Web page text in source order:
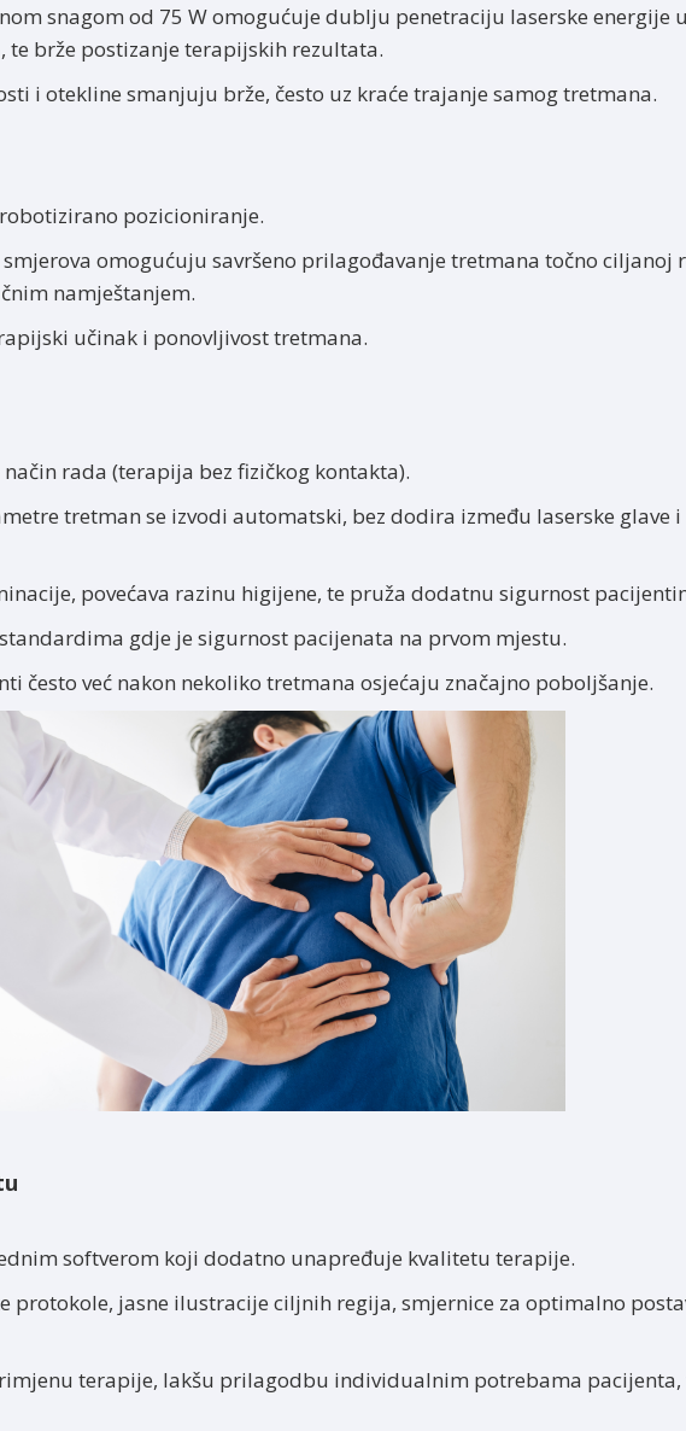
snagom od 75 W omogućuje dublju penetraciju laserske energije
brže postizanje terapijskih rezultata.
i otekline smanjuju brže, često uz kraće trajanje samog tretmana.
pozicioniranje.
omogućuju savršeno prilagođavanje tretmana točno ciljanoj
namještanjem.
učinak i ponovljivost tretmana.
rada (terapija bez fizičkog kontakta).
tretman se izvodi automatski, bez dodira između laserske glave
povećava razinu higijene, te pruža dodatnu sigurnost
gdje je sigurnost pacijenata na prvom mjestu.
često već nakon nekoliko tretmana osjećaju značajno poboljšanje.
softverom koji dodatno unapređuje kvalitetu terapije.
jasne ilustracije ciljnih regija, smjernice za optimalno
terapije, lakšu prilagodbu individualnim potrebama pacijenta,